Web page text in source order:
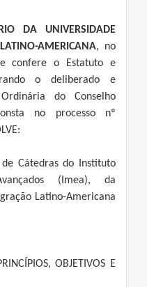
DA UNIVERSIDADE
AMERICANA, no
confere o Estatuto e
o deliberado e
do Conselho
no processo nº
Cátedras do Instituto
(Imea), da
Latino-Americana
OBJETIVOS E